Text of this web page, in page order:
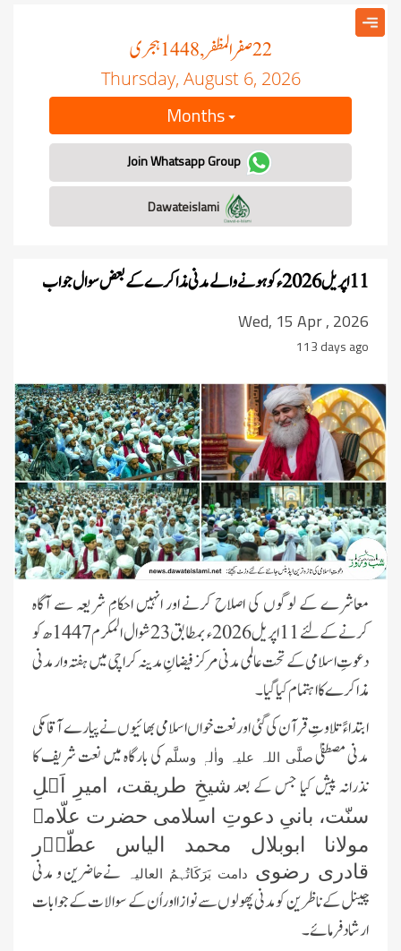
22صفر المظفر, 1448 ہجری
Thursday, August 6, 2026
Months
Join Whatsapp Group
11 اپریل 2026ء کو ہونے والے مدنی مذاکرے کے بعض سوال جواب
Wed, 15 Apr , 2026
113 days ago
معاشرے کے لوگوں کی اصلاح کرنے اور انہیں احکامِ شریعہ سے آگاہ
کرنے کے لئے 11 اپریل 2026ء بمطابق 23 شوال المکرم 1447ھ کو
دعوتِ اسلامی کے تحت عالمی مدنی مرکز فیضانِ مدینہ کراچی میں ہفتہ وار مدنی
مذاکرے کا اہتمام کیا گیا۔
ابتداءً تلاوتِ قرآن کی گئی اور نعت خواں اسلامی بھائیوں نے پیارے آقا مکی
مدنی مصطفیٰصلَّی اللہ علیہ واٰلہٖ وسلَّم کی بارگاہ میں نعت شریف کا
نذرانہ پیش کیا جس کے بعدشیخِ طریقت، امیرِ اَہلِ
سنّت، بانیِ دعوتِ اسلامی حضرت علّامہ
مولانا ابوبلال محمد الیاس عطّاؔر
قادری رضوی
دامت بَرَکَاتُہمُ العالیہ نےحاضرین و مدنی
چینل کے ناظرین کو مدنی پھولوں سے نوازا اور اُن کے سوالات کے جوابات
ارشاد فرمائے۔